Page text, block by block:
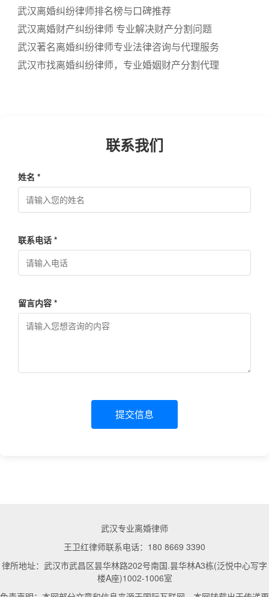
转机
武汉离婚纠纷律师排名榜与口碑推荐
武汉离婚财产纠纷律师 专业解决财产分割问题
武汉著名离婚纠纷律师专业法律咨询与代理服务
武汉市找离婚纠纷律师，专业婚姻财产分割代理
联系我们
姓名 *
联系电话 *
留言内容 *
提交信息
武汉专业离婚律师
王卫红律师联系电话：180 8669 3390
律所地址：武汉市武昌区昙华林路202号南国.昙华林A3栋(泛悦中心写字
楼A座)1002-1006室